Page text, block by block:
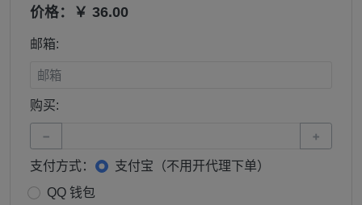
价格：￥ 36.00
邮箱:
购买:
− +
支付方式：
支付宝（不用开代理下单）
QQ 钱包